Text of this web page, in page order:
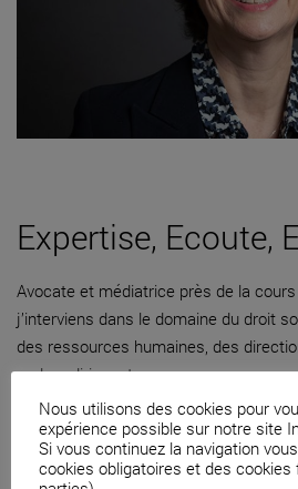
Expertise, Ecoute,
Avocate et médiatrice près de la cours
j’interviens dans le domaine du droit
des ressources humaines, des
cadres dirigeants.
04 82 53 71 51
Contacter par mail
Nous utilisons des cookies pour
expérience possible sur notre site
Si vous continuez la navigation
cookies obligatoires et des